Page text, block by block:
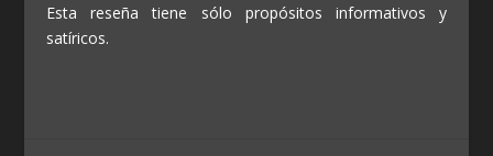
Esta reseña tiene sólo propósitos informativos y
satíricos.